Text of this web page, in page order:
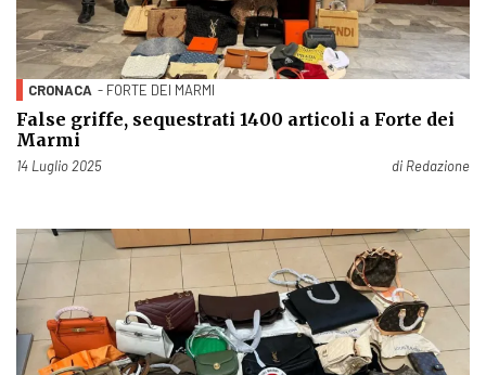
CRONACA - FORTE DEI MARMI
False griffe, sequestrati 1400 articoli a Forte dei
Marmi
Pubblicato il
14 Luglio 2025 di Redazione